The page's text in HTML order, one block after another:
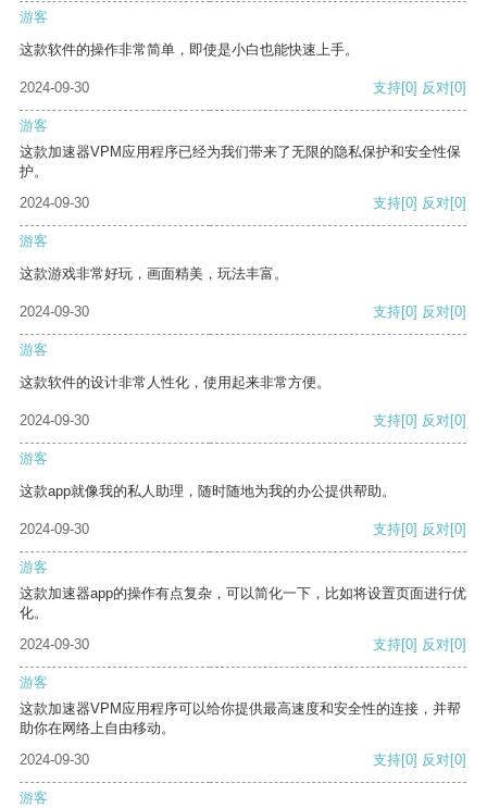
游客
这款软件的操作非常简单，即使是小白也能快速上手。
2024-09-30 支持[0] 反对[0]
游客
这款加速器VPM应用程序已经为我们带来了无限的隐私保护和安全性保
护。
2024-09-30
支持[0] 反对[0]
游客
这款游戏非常好玩，画面精美，玩法丰富。
2024-09-30 支持[0] 反对[0]
游客
这款软件的设计非常人性化，使用起来非常方便。
2024-09-30 支持[0] 反对[0]
游客
这款app就像我的私人助理，随时随地为我的办公提供帮助。
2024-09-30 支持[0] 反对[0]
游客
这款加速器app的操作有点复杂，可以简化一下，比如将设置页面进行优
化。
2024-09-30
支持[0] 反对[0]
游客
这款加速器VPM应用程序可以给你提供最高速度和安全性的连接，并帮
助你在网络上自由移动。
2024-09-30
支持[0] 反对[0]
游客